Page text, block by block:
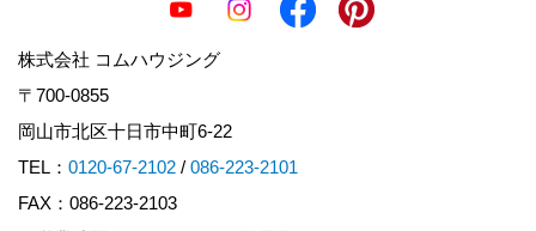
株式会社 コムハウジング
〒700-0855
岡山市北区十日市中町6-22
TEL： 0120-67-2102 / 086-223-2101
FAX：086-223-2103